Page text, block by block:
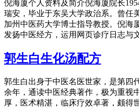
倪海厦个人资料及简介倪海厦院长
瑞安，毕业于东吴大学政治系。曾任
加州中医药大学博士指导教授。倪海
发扬中医经方，运用网页诊疗日志与
郭生白生化汤配方
郭生白出身于中医名医世家，是第四
余年，通读中医经典著作，极为重视
厚，医术精湛，临床疗效卓著，颇得